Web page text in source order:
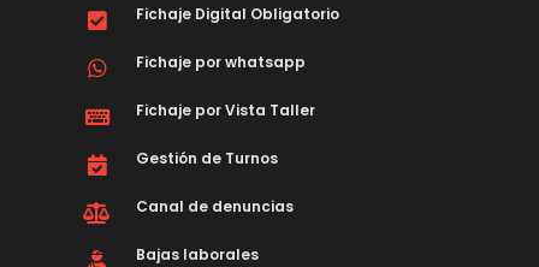
Fichaje Digital Obligatorio
Fichaje por whatsapp
Fichaje por Vista Taller
Gestión de Turnos
Canal de denuncias
Bajas laborales